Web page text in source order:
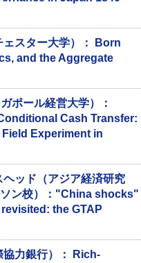
スター大学）： Born
and the Aggregate
ポール経営大学）：
Cash Transfer:
Experiment in
ッド（アジア経済研究
ソン校）："China shocks"
the GTAP
力銀行）： Rich-